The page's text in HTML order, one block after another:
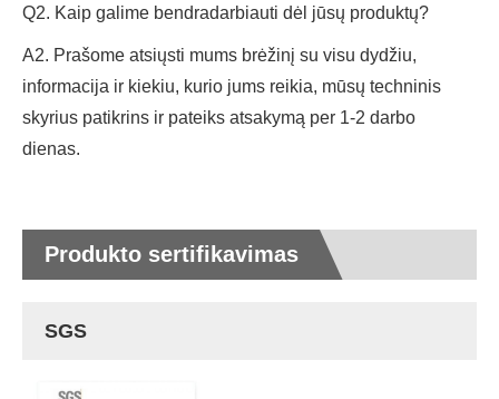
Q2. Kaip galime bendradarbiauti dėl jūsų produktų?
A2. Prašome atsiųsti mums brėžinį su visu dydžiu,
informacija ir kiekiu, kurio jums reikia, mūsų techninis
skyrius patikrins ir pateiks atsakymą per 1-2 darbo
dienas.
Produkto sertifikavimas
SGS